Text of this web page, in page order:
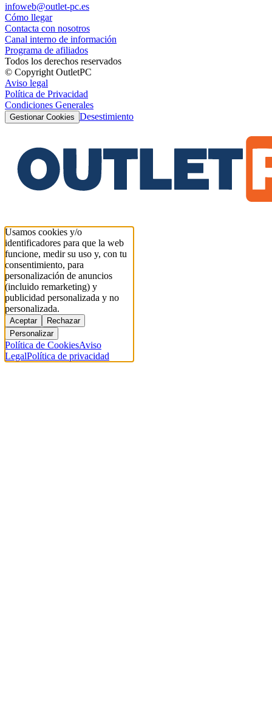
infoweb@outlet-pc.es
Cómo llegar
Contacta con nosotros
Canal interno de información
Programa de afiliados
Todos los derechos reservados
© Copyright OutletPC
Aviso legal
Política de Privacidad
Condiciones Generales
Gestionar Cookies Desestimiento
Usamos cookies y/o
identificadores para que la web
funcione, medir su uso y, con tu
consentimiento, para
personalización de anuncios
(incluido remarketing) y
publicidad personalizada y no
personalizada.
Aceptar
Rechazar
Personalizar
Política de CookiesAviso
LegalPolítica de privacidad